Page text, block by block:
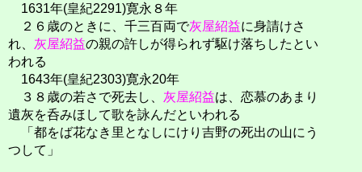
1631年(皇紀2291)寛永８年
２６歳のときに、千三百両で灰屋紹益に身請けさ
れ、 灰屋紹益の親の許しが得られず駆け落ちしたとい
われる
1643年(皇紀2303)寛永20年
３８歳の若さで死去し、 灰屋紹益は、恋慕のあまり
遺灰を呑みほして歌を詠んだといわれる
「都をば花なき里となしにけり吉野の死出の山にう
つして」